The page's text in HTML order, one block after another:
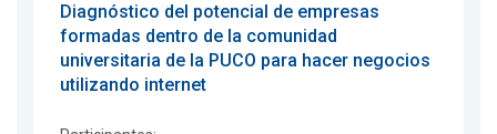
Diagnóstico del potencial de empresas
formadas dentro de la comunidad
universitaria de la PUCO para hacer negocios
utilizando internet